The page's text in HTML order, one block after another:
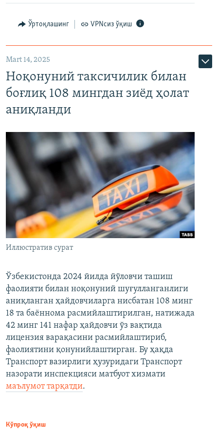
Ўртоқлашинг VPNсиз ўқиш
Mart 14, 2025
Ноқонуний таксичилик билан
боғлиқ 108 мингдан зиёд ҳолат
аниқланди
Иллюстратив сурат
Ўзбекистонда 2024 йилда йўловчи ташиш
фаолияти билан ноқонуний шуғулланганлиги
аниқланган ҳайдовчиларга нисбатан 108 минг
18 та баённома расмийлаштирилган, натижада
42 минг 141 нафар ҳайдовчи ўз вақтида
лицензия варақасини расмийлаштириб,
фаолиятини қонунийлаштирган. Бу ҳақда
Транспорт вазирлиги ҳузуридаги Транспорт
назорати инспекцияси матбуот хизмати
маълумот тарқатди.
Кўпроқ ўқиш